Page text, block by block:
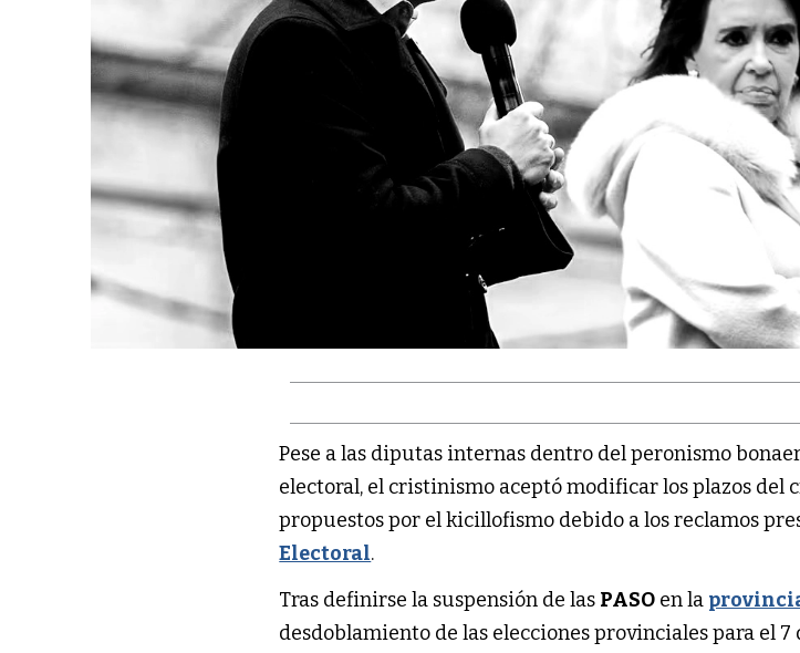
Pese a las diputas internas dentro del peronismo
electoral, el cristinismo aceptó modificar los plazos del
propuestos por el kicillofismo debido a los reclamos
Electoral.
Tras definirse la suspensión de las PASO en la
desdoblamiento de las elecciones provinciales para el 7